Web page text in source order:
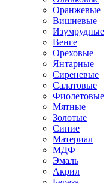
Оранжевые
Вишневые
Изумрудные
Венге
Ореховые
Янтарные
Сиреневые
Салатовые
Фиолетовые
Мятные
Золотые
Синие
Материал
МДФ
Эмаль
Акрил